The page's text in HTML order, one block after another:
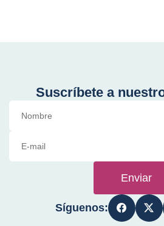
Suscríbete a
Enviar
Síguenos: